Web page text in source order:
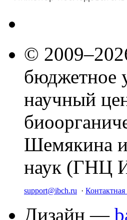
©
бюджетное
научный
Шемякина
наук (ГНЦ
support@ibch.ru ·
Дизайн —